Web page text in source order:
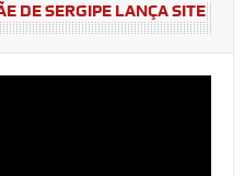
DE SERGIPE LANÇA SITE